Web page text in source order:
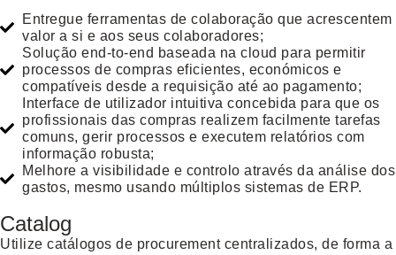
Entregue ferramentas de colaboração que acrescentem
valor a si e aos seus colaboradores;
Solução end-to-end baseada na cloud para permitir
processos de compras eficientes, económicos e
compatíveis desde a requisição até ao pagamento;
Interface de utilizador intuitiva concebida para que os
profissionais das compras realizem facilmente tarefas
comuns, gerir processos e executem relatórios com
informação robusta;
Melhore a visibilidade e controlo através da análise dos
gastos, mesmo usando múltiplos sistemas de ERP.
Catalog
Utilize catálogos de procurement centralizados, de forma a